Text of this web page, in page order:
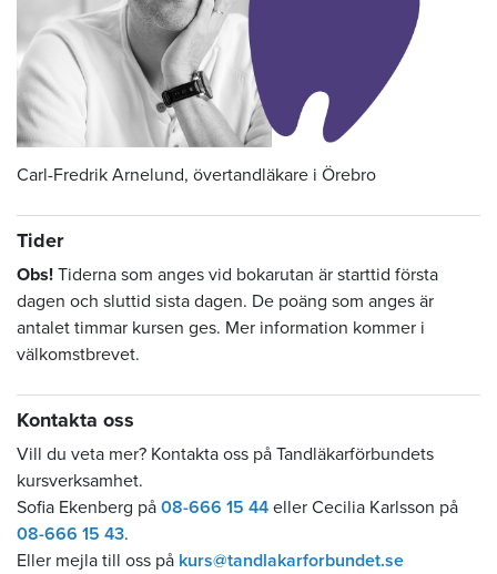
Carl-Fredrik Arnelund, övertandläkare i Örebro
Tider
Obs! Tiderna som anges vid bokarutan är starttid första
dagen och sluttid sista dagen. De poäng som anges är
antalet timmar kursen ges. Mer information kommer i
välkomstbrevet.
Kontakta oss
Vill du veta mer? Kontakta oss på Tandläkarförbundets
kursverksamhet.
Sofia Ekenberg på 08-666 15 44 eller Cecilia Karlsson på
08-666 15 43.
Eller mejla till oss på kurs@tandlakarforbundet.se